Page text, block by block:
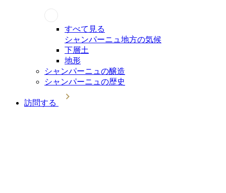
すべて見る
シャンパーニュ地方の気候
下層土
地形
シャンパーニュの醸造
シャンパーニュの歴史
訪問する